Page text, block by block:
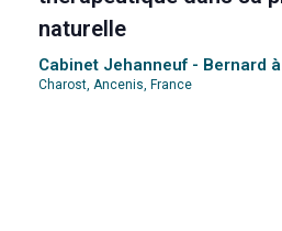
naturelle
Cabinet Jehanneuf - Bernard
Charost, Ancenis, France